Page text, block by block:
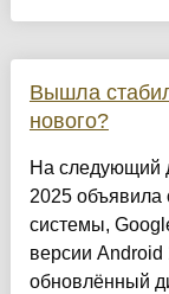
Вышла
нового?
На следующий
2025 объявила
системы,
версии
обновлённый